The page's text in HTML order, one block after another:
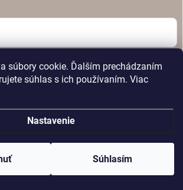
súbory cookie. Ďalším prechádzaním
súhlas s ich používaním. Viac
Nastavenie
Súhlasím
spodmienkami ochrany osobných údajov
Vytvoril Shoptet
FAMON – Dámska móda . Všetky práva vyhradené.